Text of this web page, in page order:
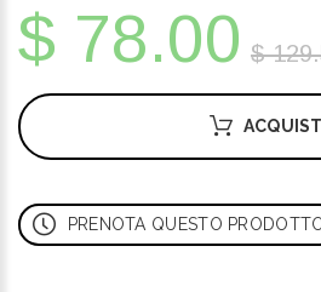
$ 78.00 $
PRENOTA QUESTO